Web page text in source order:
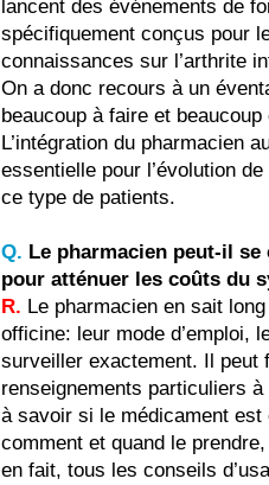
lancent des événements de
spécifiquement conçus pour
connaissances sur l’arthrite
On a donc recours à un
beaucoup à faire et
L’intégration du pharmacien
essentielle pour l’évolution
ce type de patients.
Q. Le pharmacien peut-il
pour atténuer les coûts du
R. Le pharmacien en sait
officine: leur mode d’emploi,
surveiller exactement. Il peut
renseignements particuliers
à savoir si le médicament est
comment et quand le
en fait, tous les conseils